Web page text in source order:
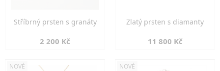
Stříbrný prsten s granáty
2 200 Kč
Zlatý prsten s diamanty
11 800 Kč
NOVÉ NOVÉ